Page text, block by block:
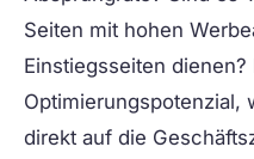
Seiten mit hohen
Einstiegsseiten
Optimierungspotenzial,
direkt auf die